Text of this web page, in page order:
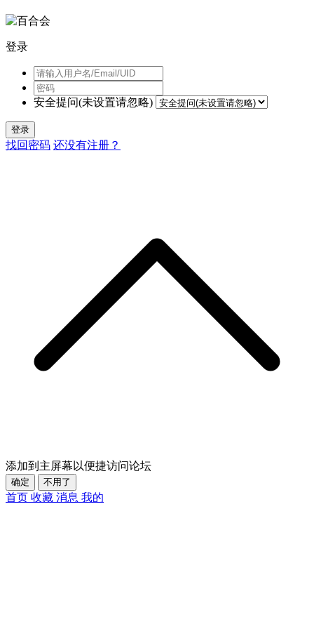
登录
安全提问(未设置请忽略)
登录
找回密码 还没有注册？
添加到主屏幕以便捷访问论坛
确定 不用了
首页 收藏 消息 我的